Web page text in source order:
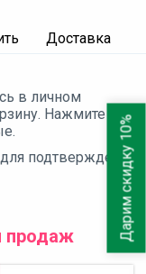
Доставка
в личном
Нажмите
подтверждения
продаж Дарим скидку 10%